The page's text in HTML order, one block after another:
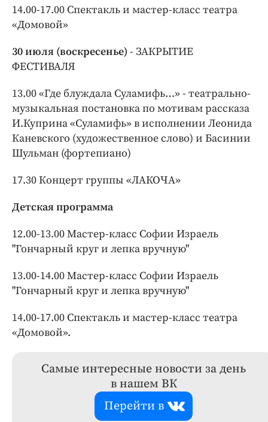
14.00-17.00 Спектакль и мастер-класс театра
«Домовой»
30 июля (воскресенье) - ЗАКРЫТИЕ
ФЕСТИВАЛЯ
13.00 «Где блуждала Суламифь…» - театрально-
музыкальная постановка по мотивам рассказа
И.Куприна «Суламифь» в исполнении Леонида
Каневского (художественное слово) и Басинии
Шульман (фортепиано)
17.30 Концерт группы «ЛАКОЧА»
Детская программа
12.00-13.00 Мастер-класс Софии Израель
"Гончарный круг и лепка вручную"
13.00-14.00 Мастер-класс Софии Израель
"Гончарный круг и лепка вручную"
14.00-17.00 Спектакль и мастер-класс театра
«Домовой».
Самые интересные новости за день
в нашем ВК
Перейти в